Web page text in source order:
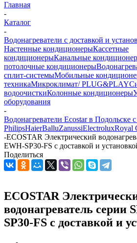
Главная
-
Каталог
-
Водонагреватели с доставкой и
Настенные кондиционерыКассетные
кондиционерыКанальные
потолочные кондиционеры
сплит-системыМобильные
техникаМикроклимат/ PLUG&PLAY
водоочисткиКолонные кондиционеры
оборудования
-
Водонагреватели Ecostar в Подольске
PhilipsHaierBalluZanussiElectroluxRoyal
-ECOSTAR Электрический
EWH-SP30-FS с доставкой и
Поделиться
ECOSTAR
водонагреватель серии
SP30-FS с доставкой и